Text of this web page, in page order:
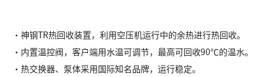
・神钢TR热回收装置，利用空压机运行中的余热进行热回收。
・内置温控阀，客户端用水温可调节，最高可回收90℃的温水。
・热交换器、泵体采用国际知名品牌，运行稳定。